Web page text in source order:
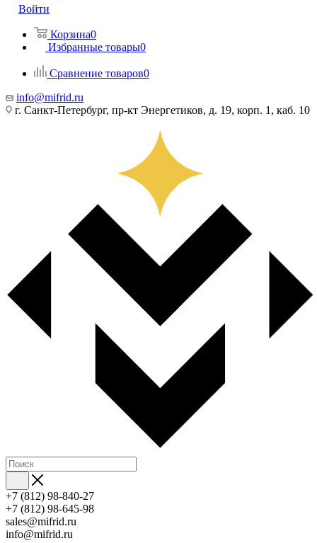
Войти
Корзина0
Избранные товары0
Сравнение товаров0
info@mifrid.ru
г. Санкт-Петербург, пр-кт Энергетиков, д. 19, корп. 1, каб. 10
+7 (812) 98-840-27
+7 (812) 98-645-98
sales@mifrid.ru
info@mifrid.ru